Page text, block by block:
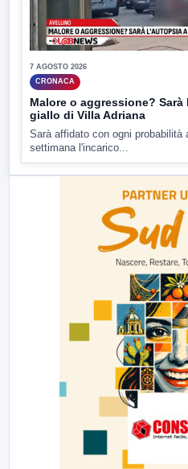
7 AGOSTO 2026
CRONACA
Malore o aggressione?
giallo di Villa Adriana
Sarà affidato con ogni probabilità
settimana l'incarico...